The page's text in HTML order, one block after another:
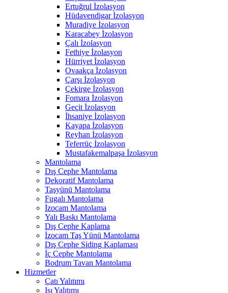
Ertuğrul İzolasyon
Hüdavendigar İzolasyon
Muradiye İzolasyon
Karacabey İzolasyon
Çalı İzolasyon
Fethiye İzolasyon
Hürriyet İzolasyon
Ovaakça İzolasyon
Çarşı İzolasyon
Çekirge İzolasyon
Fomara İzolasyon
Geçit İzolasyon
İhsaniye İzolasyon
Kayapa İzolasyon
Reyhan İzolasyon
Teferrüç İzolasyon
Mustafakemalpaşa İzolasyon
Mantolama
Dış Cephe Mantolama
Dekoratif Mantolama
Taşyünü Mantolama
Fugalı Mantolama
İzocam Mantolama
Yalı Baskı Mantolama
Dış Cephe Kaplama
İzocam Taş Yünü Mantolama
Dış Cephe Siding Kaplaması
İç Cephe Mantolama
Bodrum Tavan Mantolama
Hizmetler
Çatı Yalıtımı
Isı Yalıtımı